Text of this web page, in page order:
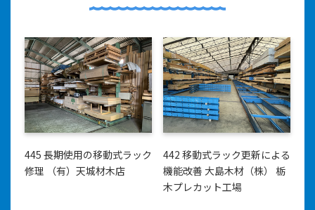
445 長期使用の移動式ラック
修理 （有）天城材木店
442 移動式ラック更新による
機能改善 大島木材（株） 栃
木プレカット工場